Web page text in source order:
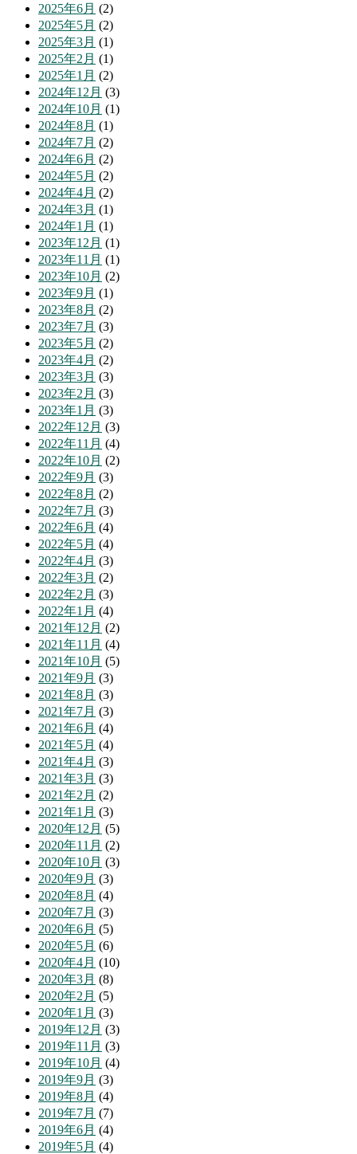
2025年6月 (2)
2025年5月 (2)
2025年3月 (1)
2025年2月 (1)
2025年1月 (2)
2024年12月 (3)
2024年10月 (1)
2024年8月 (1)
2024年7月 (2)
2024年6月 (2)
2024年5月 (2)
2024年4月 (2)
2024年3月 (1)
2024年1月 (1)
2023年12月 (1)
2023年11月 (1)
2023年10月 (2)
2023年9月 (1)
2023年8月 (2)
2023年7月 (3)
2023年5月 (2)
2023年4月 (2)
2023年3月 (3)
2023年2月 (3)
2023年1月 (3)
2022年12月 (3)
2022年11月 (4)
2022年10月 (2)
2022年9月 (3)
2022年8月 (2)
2022年7月 (3)
2022年6月 (4)
2022年5月 (4)
2022年4月 (3)
2022年3月 (2)
2022年2月 (3)
2022年1月 (4)
2021年12月 (2)
2021年11月 (4)
2021年10月 (5)
2021年9月 (3)
2021年8月 (3)
2021年7月 (3)
2021年6月 (4)
2021年5月 (4)
2021年4月 (3)
2021年3月 (3)
2021年2月 (2)
2021年1月 (3)
2020年12月 (5)
2020年11月 (2)
2020年10月 (3)
2020年9月 (3)
2020年8月 (4)
2020年7月 (3)
2020年6月 (5)
2020年5月 (6)
2020年4月 (10)
2020年3月 (8)
2020年2月 (5)
2020年1月 (3)
2019年12月 (3)
2019年11月 (3)
2019年10月 (4)
2019年9月 (3)
2019年8月 (4)
2019年7月 (7)
2019年6月 (4)
2019年5月 (4)